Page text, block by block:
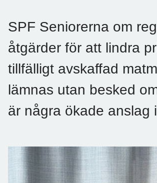
SPF Seniorerna om
åtgärder för att lindra
tillfälligt avskaffad
lämnas utan besked
är några ökade anslag